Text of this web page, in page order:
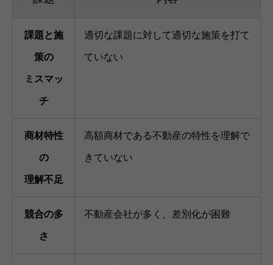
課題と施
策の
ミスマッ
チ
適切な課題に対して適切な施策を打て
ていない
商材特性
の
理解不足
高額商材である不動産の特性を理解で
きていない
競合の多
さ
不動産会社が多く、差別化が困難